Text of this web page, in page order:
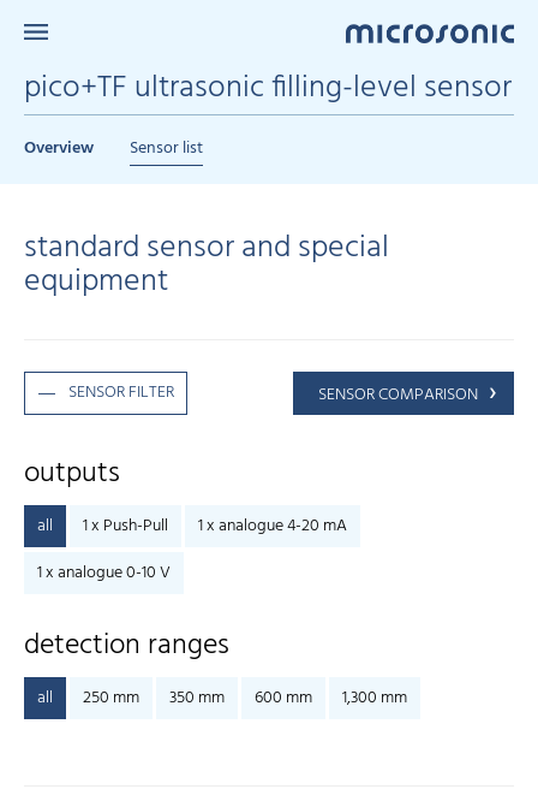
pico+TF ultrasonic filling-level sensor
Overview Sensor list
standard sensor and special
equipment
SENSOR FILTER SENSOR COMPARISON
outputs
all 1 x Push-Pull
1 x analogue 4-20 mA
1 x analogue 0-10 V
detection ranges
all 250 mm 350 mm 600 mm 1,300 mm